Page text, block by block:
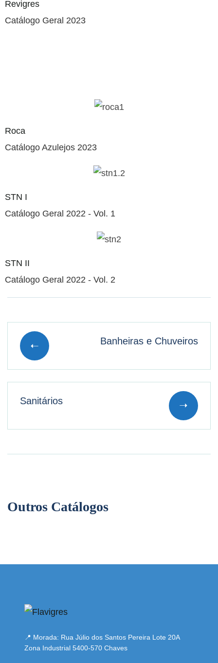
Revigres
Catálogo Geral 2023
Roca
Catálogo Azulejos 2023
STN I
Catálogo Geral 2022 - Vol. 1
STN II
Catálogo Geral 2022 - Vol. 2
Banheiras e Chuveiros
Sanitários
Outros Catálogos
📍 Morada: Rua Júlio dos Santos Pereira Lote 20A
Zona Industrial 5400-570 Chaves